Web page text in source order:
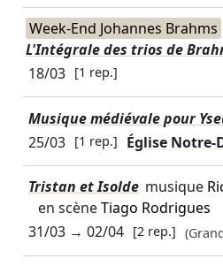
Week-End Johannes Brahms
L'Intégrale des trios de
18/03 [1 rep.]
Musique médiévale pour
25/03 [1 rep.] Église
Tristan et Isolde musique
en scèneTiago Rodrigues
31/03→ 02/04 [2 rep.]